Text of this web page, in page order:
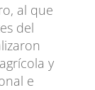
al que
del
y
e